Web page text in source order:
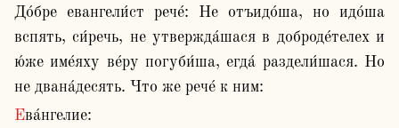
До́бре евангели́ст рече́: Не отъидо́ша, но идо́ша
вспять, си́речь, не утвержда́шася в доброде́телех и
ю́же име́яху ве́ру погуби́ша, егда́ раздели́шася. Но
не двана́десять. Что же рече́ к ним:
Ева́нгелие: